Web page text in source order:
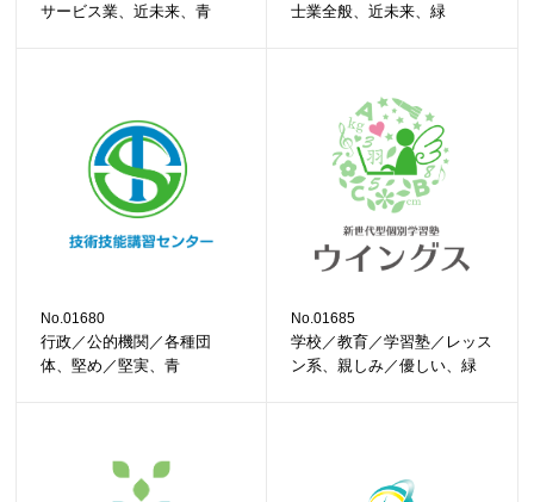
サービス業、近未来、青 士業全般、近未来、緑
No.01680
行政／公的機関／各種団
体、堅め／堅実、青
No.01685
学校／教育／学習塾／レッス
ン系、親しみ／優しい、緑